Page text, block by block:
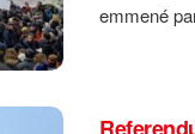
emmené